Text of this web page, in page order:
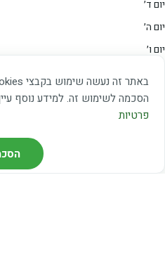
הסכמה לשימוש זה. למידע נוסף
פרטיות
יום ד׳
יום ה׳
יום ו׳
מצאו אותנו